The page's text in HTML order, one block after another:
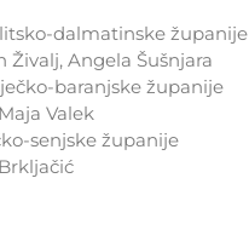
dalmatinske županije
Živalj, Angela Šušnjara
baranjske županije
Valek
senjske županije